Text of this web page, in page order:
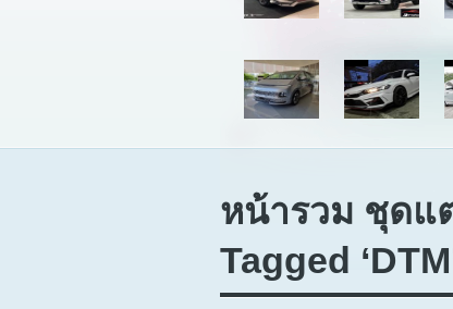
หน้ารวม ชุดแ
Tagged